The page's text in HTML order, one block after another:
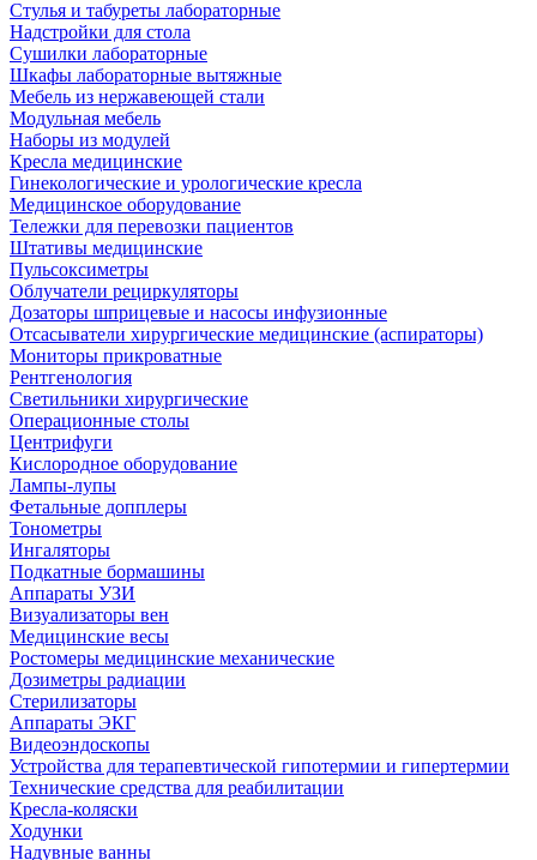
Стулья и табуреты лабораторные
Надстройки для стола
Сушилки лабораторные
Шкафы лабораторные вытяжные
Мебель из нержавеющей стали
Модульная мебель
Наборы из модулей
Кресла медицинские
Гинекологические и урологические кресла
Медицинское оборудование
Тележки для перевозки пациентов
Штативы медицинские
Пульсоксиметры
Облучатели рециркуляторы
Дозаторы шприцевые и насосы инфузионные
Отсасыватели хирургические медицинские (аспираторы)
Мониторы прикроватные
Рентгенология
Светильники хирургические
Операционные столы
Центрифуги
Кислородное оборудование
Лампы-лупы
Фетальные допплеры
Тонометры
Ингаляторы
Подкатные бормашины
Аппараты УЗИ
Визуализаторы вен
Медицинские весы
Ростомеры медицинские механические
Дозиметры радиации
Стерилизаторы
Аппараты ЭКГ
Видеоэндоскопы
Устройства для терапевтической гипотермии и гипертермии
Технические средства для реабилитации
Кресла-коляски
Ходунки
Надувные ванны